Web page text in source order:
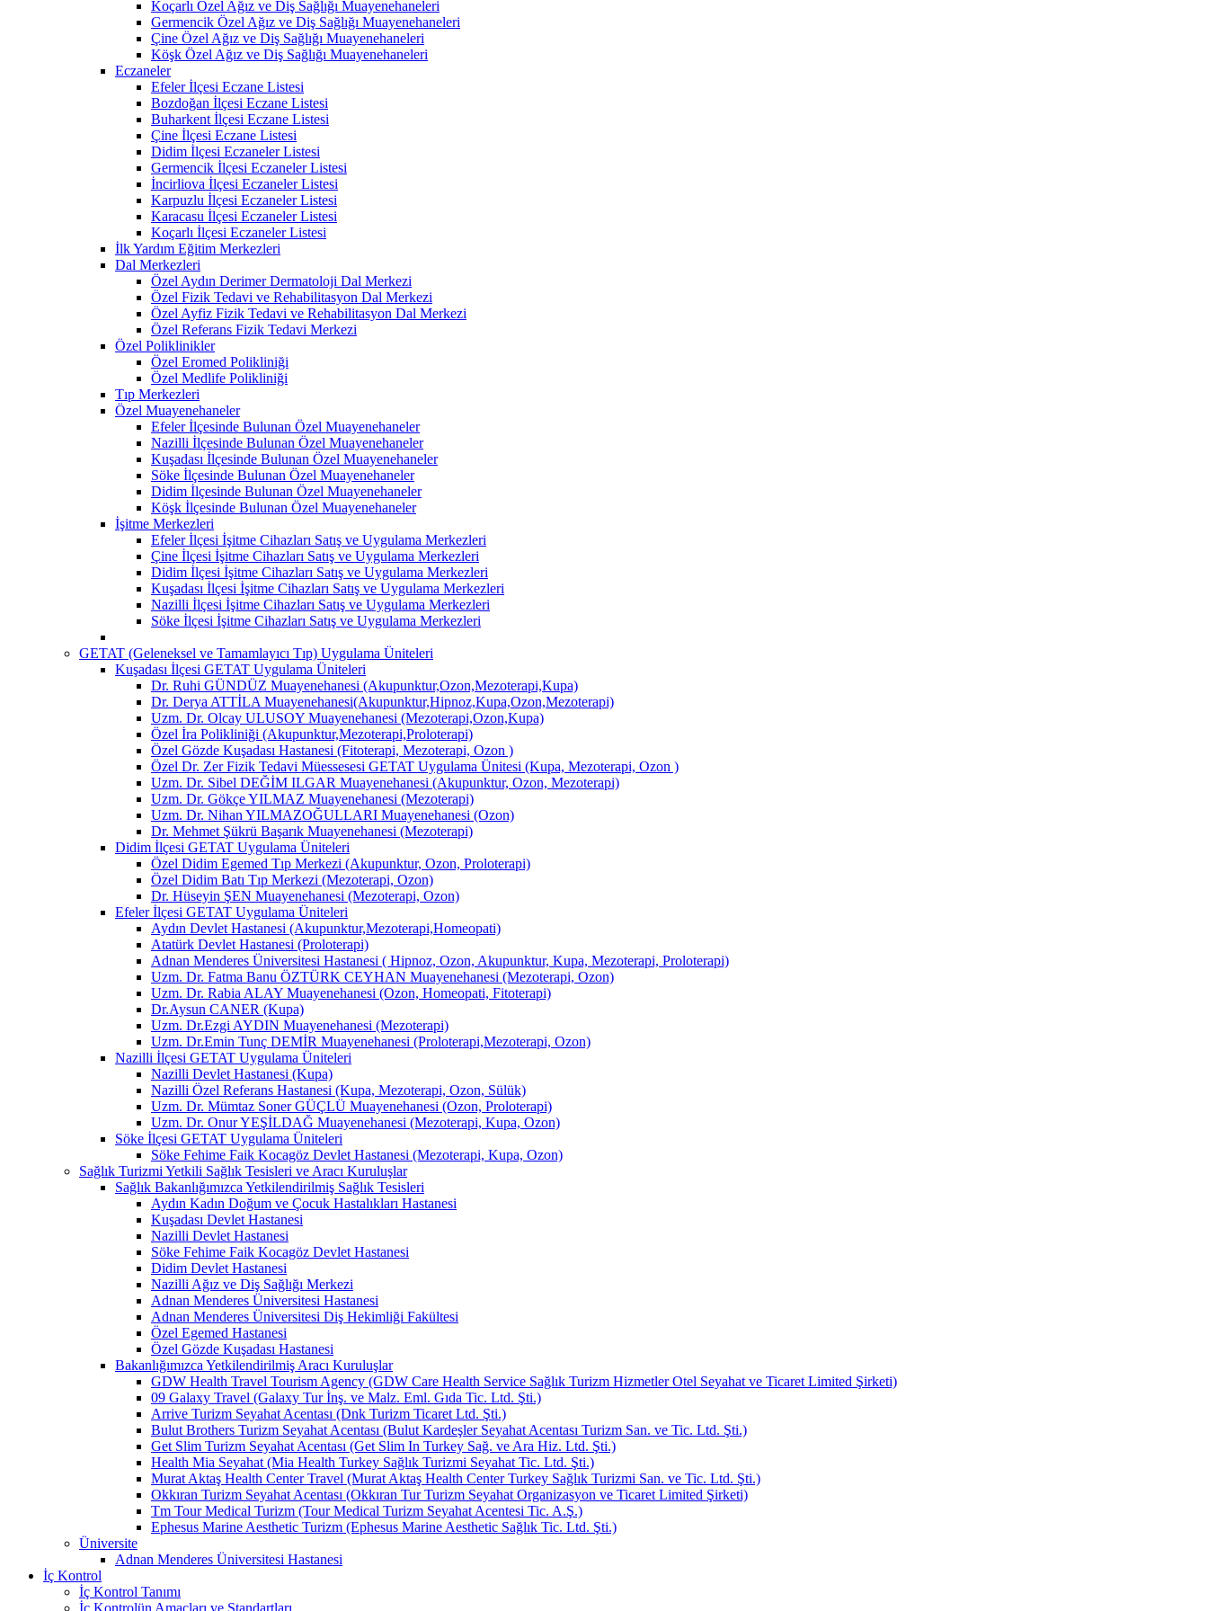
Koçarlı Özel Ağız ve Diş Sağlığı Muayenehaneleri
Germencik Özel Ağız ve Diş Sağlığı Muayenehaneleri
Çine Özel Ağız ve Diş Sağlığı Muayenehaneleri
Köşk Özel Ağız ve Diş Sağlığı Muayenehaneleri
Eczaneler
Efeler İlçesi Eczane Listesi
Bozdoğan İlçesi Eczane Listesi
Buharkent İlçesi Eczane Listesi
Çine İlçesi Eczane Listesi
Didim İlçesi Eczaneler Listesi
Germencik İlçesi Eczaneler Listesi
İncirliova İlçesi Eczaneler Listesi
Karpuzlu İlçesi Eczaneler Listesi
Karacasu İlçesi Eczaneler Listesi
Koçarlı İlçesi Eczaneler Listesi
İlk Yardım Eğitim Merkezleri
Dal Merkezleri
Özel Aydın Derimer Dermatoloji Dal Merkezi
Özel Fizik Tedavi ve Rehabilitasyon Dal Merkezi
Özel Ayfiz Fizik Tedavi ve Rehabilitasyon Dal Merkezi
Özel Referans Fizik Tedavi Merkezi
Özel Poliklinikler
Özel Eromed Polikliniği
Özel Medlife Polikliniği
Tıp Merkezleri
Özel Muayenehaneler
Efeler İlçesinde Bulunan Özel Muayenehaneler
Nazilli İlçesinde Bulunan Özel Muayenehaneler
Kuşadası İlçesinde Bulunan Özel Muayenehaneler
Söke İlçesinde Bulunan Özel Muayenehaneler
Didim İlçesinde Bulunan Özel Muayenehaneler
Köşk İlçesinde Bulunan Özel Muayenehaneler
İşitme Merkezleri
Efeler İlçesi İşitme Cihazları Satış ve Uygulama Merkezleri
Çine İlçesi İşitme Cihazları Satış ve Uygulama Merkezleri
Didim İlçesi İşitme Cihazları Satış ve Uygulama Merkezleri
Kuşadası İlçesi İşitme Cihazları Satış ve Uygulama Merkezleri
Nazilli İlçesi İşitme Cihazları Satış ve Uygulama Merkezleri
Söke İlçesi İşitme Cihazları Satış ve Uygulama Merkezleri
GETAT (Geleneksel ve Tamamlayıcı Tıp) Uygulama Üniteleri
Kuşadası İlçesi GETAT Uygulama Üniteleri
Dr. Ruhi GÜNDÜZ Muayenehanesi (Akupunktur,Ozon,Mezoterapi,Kupa)
Dr. Derya ATTİLA Muayenehanesi(Akupunktur,Hipnoz,Kupa,Ozon,Mezoterapi)
Uzm. Dr. Olcay ULUSOY Muayenehanesi (Mezoterapi,Ozon,Kupa)
Özel İra Polikliniği (Akupunktur,Mezoterapi,Proloterapi)
Özel Gözde Kuşadası Hastanesi (Fitoterapi, Mezoterapi, Ozon )
Özel Dr. Zer Fizik Tedavi Müessesesi GETAT Uygulama Ünitesi (Kupa, Mezoterapi, Ozon )
Uzm. Dr. Sibel DEĞİM ILGAR Muayenehanesi (Akupunktur, Ozon, Mezoterapi)
Uzm. Dr. Gökçe YILMAZ Muayenehanesi (Mezoterapi)
Uzm. Dr. Nihan YILMAZOĞULLARI Muayenehanesi (Ozon)
Dr. Mehmet Şükrü Başarık Muayenehanesi (Mezoterapi)
Didim İlçesi GETAT Uygulama Üniteleri
Özel Didim Egemed Tıp Merkezi (Akupunktur, Ozon, Proloterapi)
Özel Didim Batı Tıp Merkezi (Mezoterapi, Ozon)
Dr. Hüseyin ŞEN Muayenehanesi (Mezoterapi, Ozon)
Efeler İlçesi GETAT Uygulama Üniteleri
Aydın Devlet Hastanesi (Akupunktur,Mezoterapi,Homeopati)
Atatürk Devlet Hastanesi (Proloterapi)
Adnan Menderes Üniversitesi Hastanesi ( Hipnoz, Ozon, Akupunktur, Kupa, Mezoterapi, Proloterapi)
Uzm. Dr. Fatma Banu ÖZTÜRK CEYHAN Muayenehanesi (Mezoterapi, Ozon)
Uzm. Dr. Rabia ALAY Muayenehanesi (Ozon, Homeopati, Fitoterapi)
Dr.Aysun CANER (Kupa)
Uzm. Dr.Ezgi AYDIN Muayenehanesi (Mezoterapi)
Uzm. Dr.Emin Tunç DEMİR Muayenehanesi (Proloterapi,Mezoterapi, Ozon)
Nazilli İlçesi GETAT Uygulama Üniteleri
Nazilli Devlet Hastanesi (Kupa)
Nazilli Özel Referans Hastanesi (Kupa, Mezoterapi, Ozon, Sülük)
Uzm. Dr. Mümtaz Soner GÜÇLÜ Muayenehanesi (Ozon, Proloterapi)
Uzm. Dr. Onur YEŞİLDAĞ Muayenehanesi (Mezoterapi, Kupa, Ozon)
Söke İlçesi GETAT Uygulama Üniteleri
Söke Fehime Faik Kocagöz Devlet Hastanesi (Mezoterapi, Kupa, Ozon)
Sağlık Turizmi Yetkili Sağlık Tesisleri ve Aracı Kuruluşlar
Sağlık Bakanlığımızca Yetkilendirilmiş Sağlık Tesisleri
Aydın Kadın Doğum ve Çocuk Hastalıkları Hastanesi
Kuşadası Devlet Hastanesi
Nazilli Devlet Hastanesi
Söke Fehime Faik Kocagöz Devlet Hastanesi
Didim Devlet Hastanesi
Nazilli Ağız ve Diş Sağlığı Merkezi
Adnan Menderes Üniversitesi Hastanesi
Adnan Menderes Üniversitesi Diş Hekimliği Fakültesi
Özel Egemed Hastanesi
Özel Gözde Kuşadası Hastanesi
Bakanlığımızca Yetkilendirilmiş Aracı Kuruluşlar
GDW Health Travel Tourism Agency (GDW Care Health Service Sağlık Turizm Hizmetler Otel Seyahat ve Ticaret Limited Şirketi)
09 Galaxy Travel (Galaxy Tur İnş. ve Malz. Eml. Gıda Tic. Ltd. Şti.)
Arrive Turizm Seyahat Acentası (Dnk Turizm Ticaret Ltd. Şti.)
Bulut Brothers Turizm Seyahat Acentası (Bulut Kardeşler Seyahat Acentası Turizm San. ve Tic. Ltd. Şti.)
Get Slim Turizm Seyahat Acentası (Get Slim In Turkey Sağ. ve Ara Hiz. Ltd. Şti.)
Health Mia Seyahat (Mia Health Turkey Sağlık Turizmi Seyahat Tic. Ltd. Şti.)
Murat Aktaş Health Center Travel (Murat Aktaş Health Center Turkey Sağlık Turizmi San. ve Tic. Ltd. Şti.)
Okkıran Turizm Seyahat Acentası (Okkıran Tur Turizm Seyahat Organizasyon ve Ticaret Limited Şirketi)
Tm Tour Medical Turizm (Tour Medical Turizm Seyahat Acentesi Tic. A.Ş.)
Ephesus Marine Aesthetic Turizm (Ephesus Marine Aesthetic Sağlık Tic. Ltd. Şti.)
Üniversite
Adnan Menderes Üniversitesi Hastanesi
İç Kontrol
İç Kontrol Tanımı
İç Kontrolün Amaçları ve Standartları